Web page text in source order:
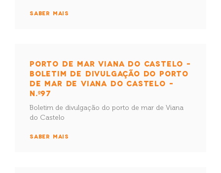
SABER MAIS
PORTO DE MAR VIANA DO CASTELO –
BOLETIM DE DIVULGAÇÃO DO PORTO
DE MAR DE VIANA DO CASTELO –
N.º97
Boletim de divulgação do porto de mar de Viana
do Castelo
SABER MAIS